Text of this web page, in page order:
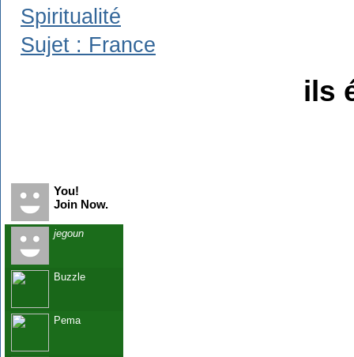
Spiritualité
Sujet : France
ils
You!
Join Now.
jegoun
Buzzle
Pema